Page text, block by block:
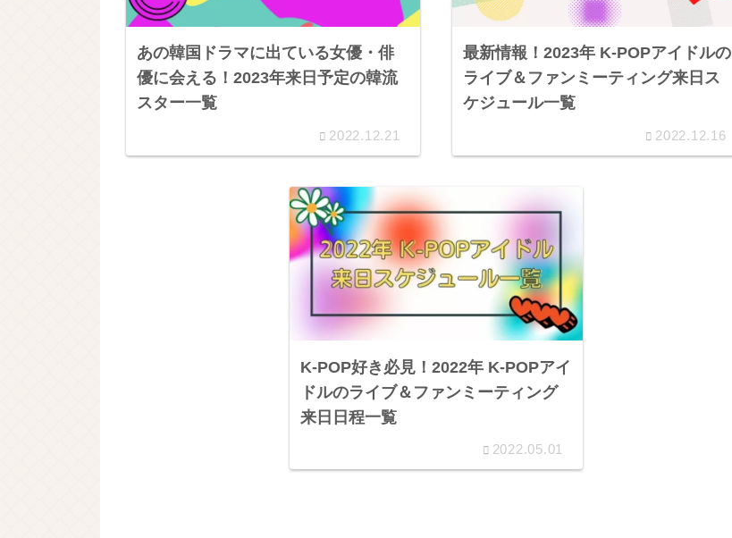
あの韓国ドラマに出ている女優・俳
優に会える！2023年来日予定の韓流
スター一覧
2022.12.21
最新情報！2023年 K-POPアイドルの
ライブ＆ファンミーティング来日ス
ケジュール一覧
2022.12.16
K-POP好き必見！2022年 K-POPアイ
ドルのライブ＆ファンミーティング
来日日程一覧
2022.05.01